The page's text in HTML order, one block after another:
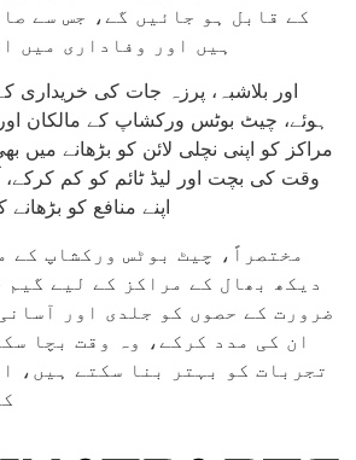
کے قابل ہو جائیں گے، جس سے
ہیں اور وفاداری میں
اور بلاشبہ، پرزہ جات کی خریداری
ہوئے، چیٹ بوٹس ورکشاپ کے مالکان
مراکز کو اپنی نچلی لائن کو بڑھانے میں
وقت کی بچت اور لیڈ ٹائم کو کم کرکے،
اپنے منافع کو
مختصراً، چیٹ بوٹس ورکشاپ کے
دیکھ بھال کے مراکز کے لیے
ضرورت کے حصوں کو جلدی اور
ان کی مدد کرکے، وہ وقت بچا
تجربات کو بہتر بنا سکتے ہیں،